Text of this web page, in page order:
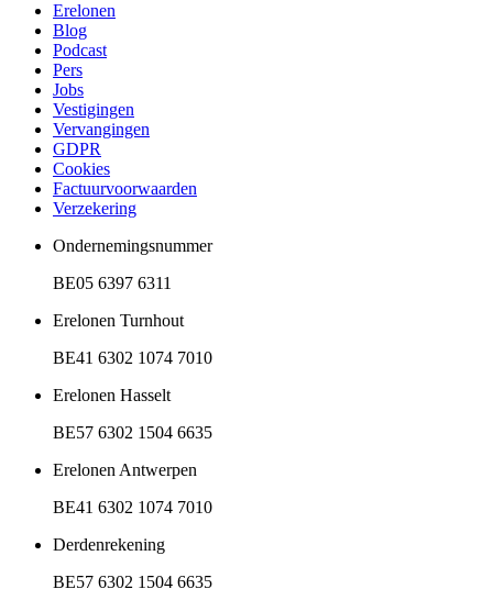
Erelonen
Blog
Podcast
Pers
Jobs
Vestigingen
Vervangingen
GDPR
Cookies
Factuurvoorwaarden
Verzekering
Ondernemingsnummer
BE05 6397 6311
Erelonen Turnhout
BE41 6302 1074 7010
Erelonen Hasselt
BE57 6302 1504 6635
Erelonen Antwerpen
BE41 6302 1074 7010
Derdenrekening
BE57 6302 1504 6635